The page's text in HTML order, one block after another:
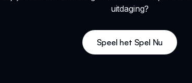
uitdaging?
Speel het Spel Nu